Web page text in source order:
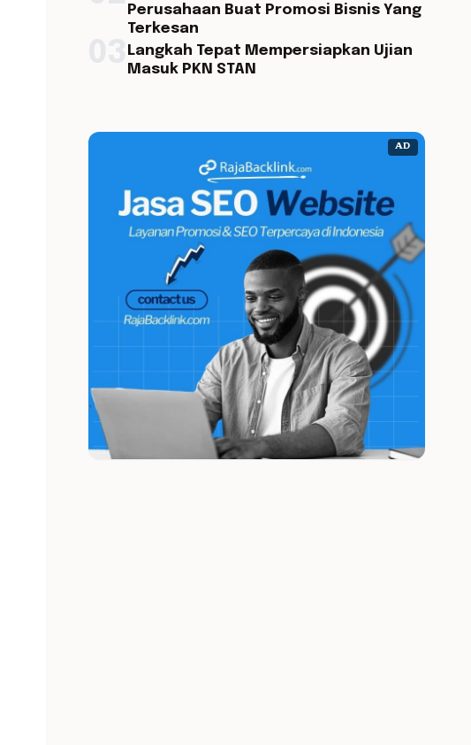
Perusahaan Buat Promosi Bisnis Yang
Terkesan
Langkah Tepat Mempersiapkan Ujian
Masuk PKN STAN
AD